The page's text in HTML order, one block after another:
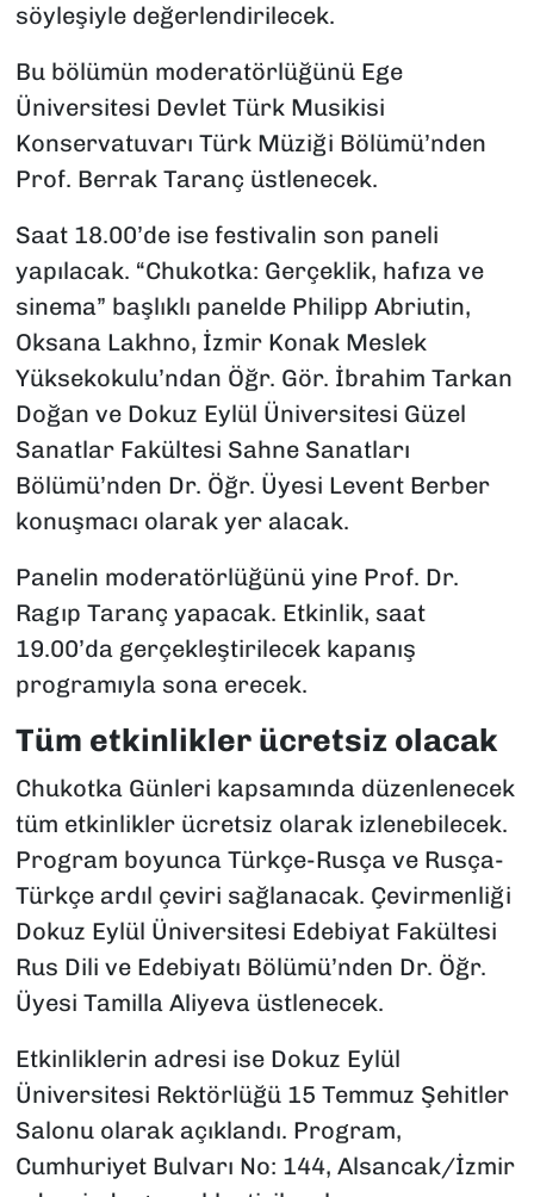
söyleşiyle değerlendirilecek.
Bu bölümün moderatörlüğünü Ege
Üniversitesi Devlet Türk Musikisi
Konservatuvarı Türk Müziği Bölümü’nden
Prof. Berrak Taranç üstlenecek.
Saat 18.00’de ise festivalin son paneli
yapılacak. “Chukotka: Gerçeklik, hafıza ve
sinema” başlıklı panelde Philipp Abriutin,
Oksana Lakhno, İzmir Konak Meslek
Yüksekokulu’ndan Öğr. Gör. İbrahim Tarkan
Doğan ve Dokuz Eylül Üniversitesi Güzel
Sanatlar Fakültesi Sahne Sanatları
Bölümü’nden Dr. Öğr. Üyesi Levent Berber
konuşmacı olarak yer alacak.
Panelin moderatörlüğünü yine Prof. Dr.
Ragıp Taranç yapacak. Etkinlik, saat
19.00’da gerçekleştirilecek kapanış
programıyla sona erecek.
Tüm etkinlikler ücretsiz olacak
Chukotka Günleri kapsamında düzenlenecek
tüm etkinlikler ücretsiz olarak izlenebilecek.
Program boyunca Türkçe-Rusça ve Rusça-
Türkçe ardıl çeviri sağlanacak. Çevirmenliği
Dokuz Eylül Üniversitesi Edebiyat Fakültesi
Rus Dili ve Edebiyatı Bölümü’nden Dr. Öğr.
Üyesi Tamilla Aliyeva üstlenecek.
Etkinliklerin adresi ise Dokuz Eylül
Üniversitesi Rektörlüğü 15 Temmuz Şehitler
Salonu olarak açıklandı. Program,
Cumhuriyet Bulvarı No: 144, Alsancak/İzmir